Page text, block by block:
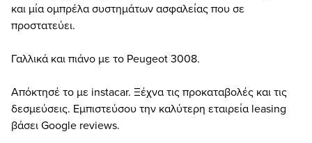
και μία ομπρέλα συστημάτων ασφαλείας που σε
προστατεύει.
Γαλλικά και πιάνο με το Peugeot 3008.
Απόκτησέ το με instacar. Ξέχνα τις προκαταβολές και τις
δεσμεύσεις. Εμπιστεύσου την καλύτερη εταιρεία leasing
βάσει Google reviews.